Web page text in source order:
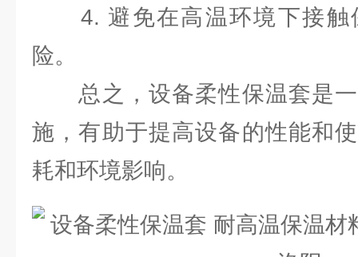
4. 避免在高温环境下接触
险。
总之，设备柔性保温套是一
施，有助于提高设备的性能和
耗和环境影响。